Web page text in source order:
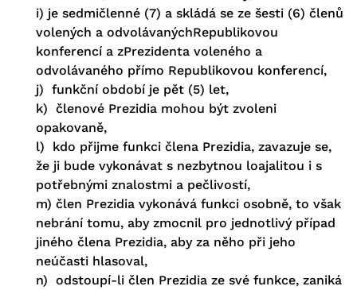
i) je sedmičlenné (7) a skládá se ze šesti (6) členů
volených a odvolávanýchRepublikovou
konferencí a zPrezidenta voleného a
odvolávaného přímo Republikovou konferencí,
j) funkční období je pět (5) let,
k) členové Prezidia mohou být zvoleni
opakovaně,
l) kdo přijme funkci člena Prezidia, zavazuje se,
že ji bude vykonávat s nezbytnou loajalitou i s
potřebnými znalostmi a pečlivostí,
m) člen Prezidia vykonává funkci osobně, to však
nebrání tomu, aby zmocnil pro jednotlivý případ
jiného člena Prezidia, aby za něho při jeho
neúčasti hlasoval,
n) odstoupí-li člen Prezidia ze své funkce, zaniká